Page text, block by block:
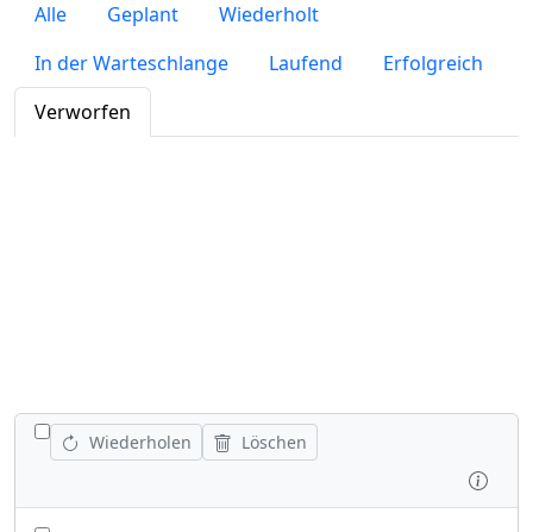
Alle Geplant
Wiederholt
In der Warteschlange
Laufend
Erfolgreich
Verworfen
ALLE JOBS UMSCHALTEN
Wiederholen
Löschen